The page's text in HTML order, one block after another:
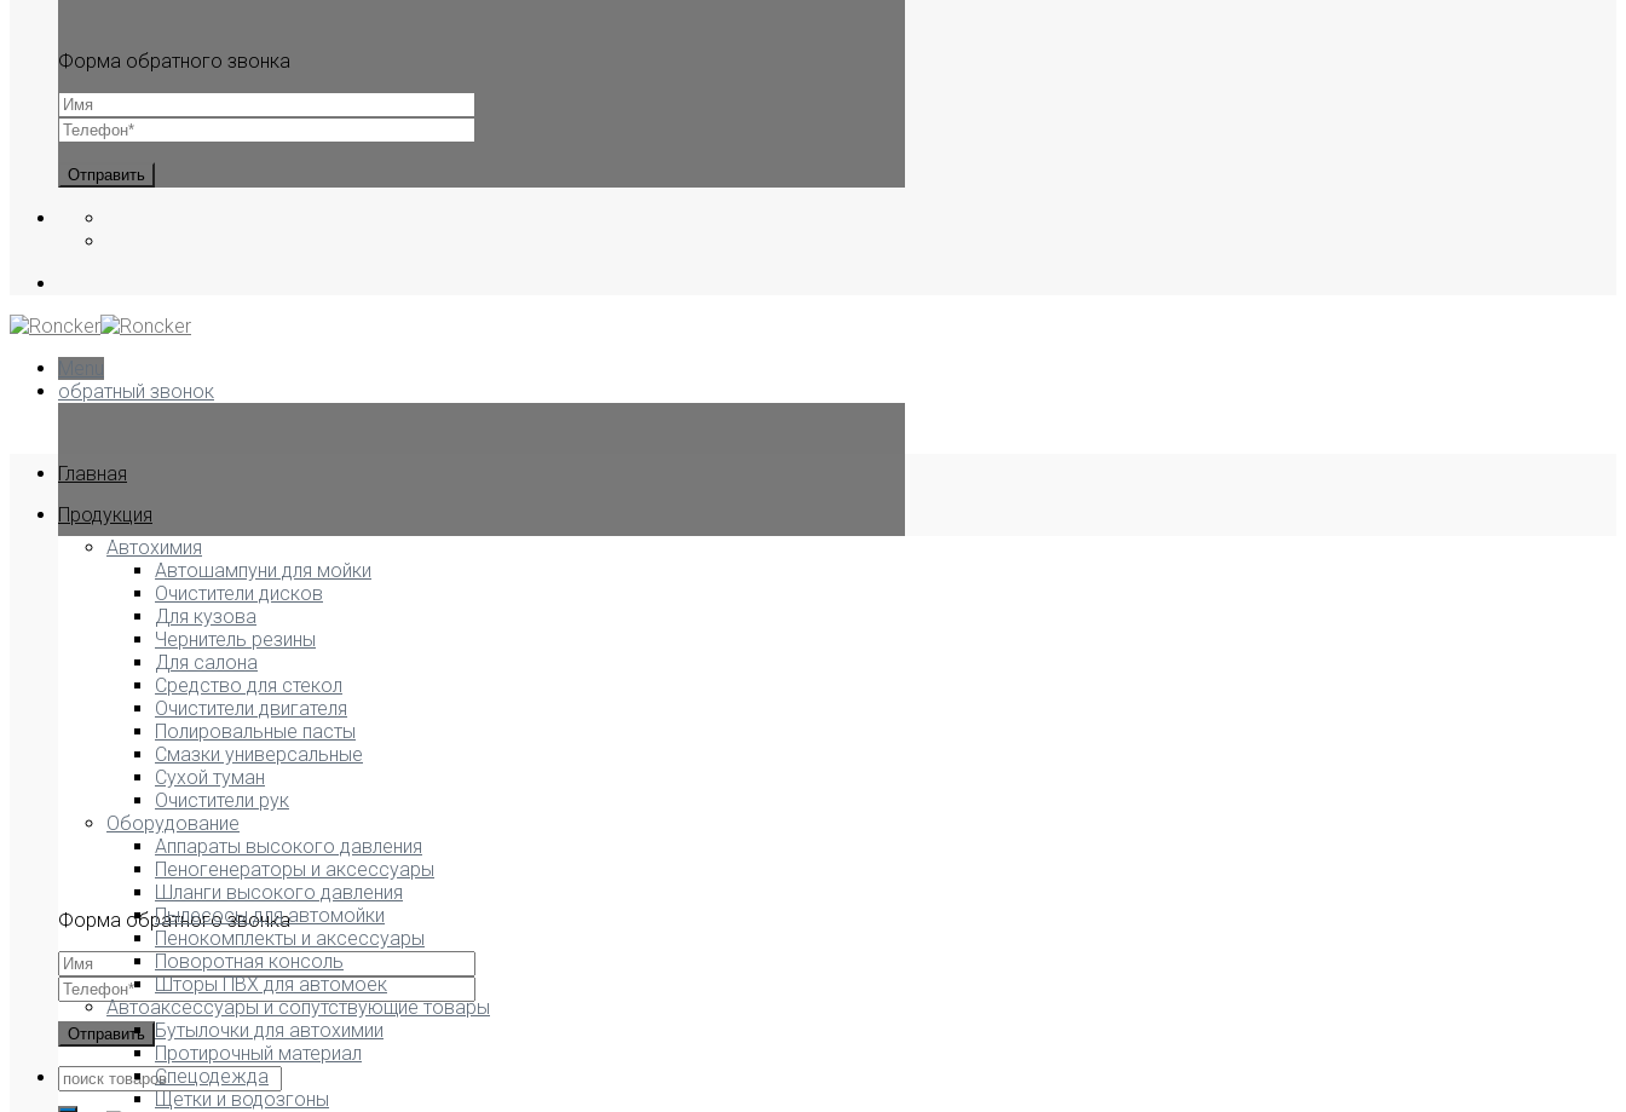
Форма обратного звонка
обратный звонок
Форма обратного звонка
Главная
Продукция
Автохимия
Автошампуни для мойки
Очистители дисков
Для кузова
Чернитель резины
Для салона
Средство для стекол
Очистители двигателя
Полировальные пасты
Смазки универсальные
Сухой туман
Очистители рук
Оборудование
Аппараты высокого давления
Пеногенераторы и аксессуары
Шланги высокого давления
Пылесосы для автомойки
Пенокомплекты и аксессуары
Поворотная консоль
Шторы ПВХ для автомоек
Автоаксессуары и сопутствующие товары
Бутылочки для автохимии
Протирочный материал
Спецодежда
Щетки и водозгоны